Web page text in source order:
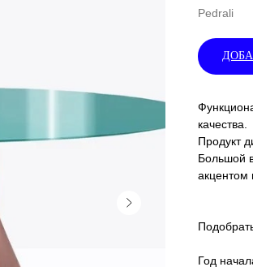
Pedrali
качества.
Продукт
Большой
акцентом
Год